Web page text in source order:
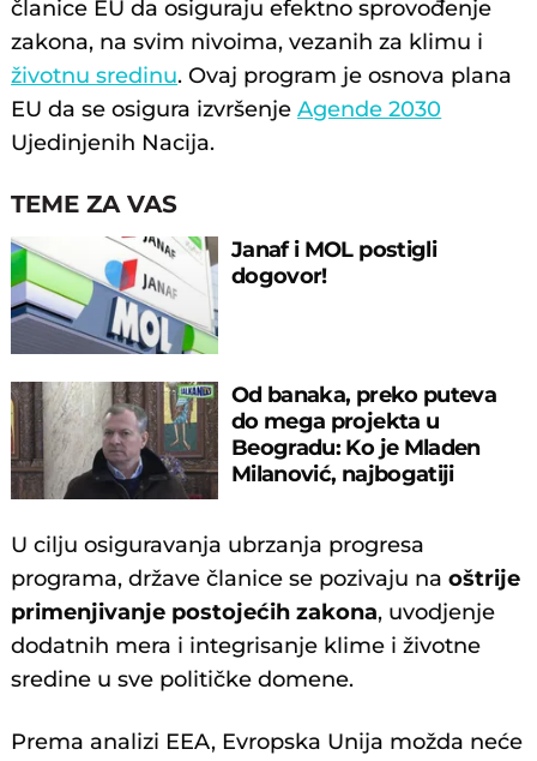
članice EU da osiguraju efektno sprovođenje
zakona, na svim nivoima, vezanih za klimu i
životnu sredinu. Ovaj program je osnova plana
EU da se osigura izvršenjeAgende 2030
Ujedinjenih Nacija.
TEME ZA VAS
Janaf i MOL postigli
dogovor!
Od banaka, preko puteva
do mega projekta u
Beogradu: Ko je Mladen
Milanović, najbogatiji
U cilju osiguravanja ubrzanja progresa
programa, države članice se pozivaju naoštrije
primenjivanje postojećih zakona, uvodjenje
dodatnih mera i integrisanje klime i životne
sredine u sve političke domene.
Prema analizi EEA, Evropska Unija možda neće